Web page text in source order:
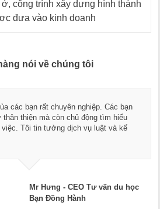
công trình xây dựng hình thành
đưa vào kinh doanh
nói về chúng tôi
các bạn rất chuyên nghiệp. Các bạn
thân thiện mà còn chủ động tìm hiểu
Tôi tin tưởng dịch vụ luật và kế
Mr Hưng - CEO Tư vấn du học
Bạn Đồng Hành